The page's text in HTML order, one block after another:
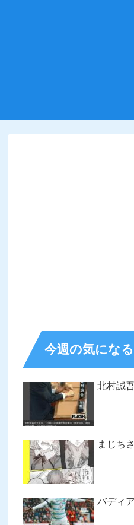
今週の気にな
北村誠
まじちさ
バディ